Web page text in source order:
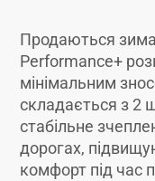
Продаються
Performance+
мінімальним
складається з 2
стабільне
дорогах,
комфорт під час